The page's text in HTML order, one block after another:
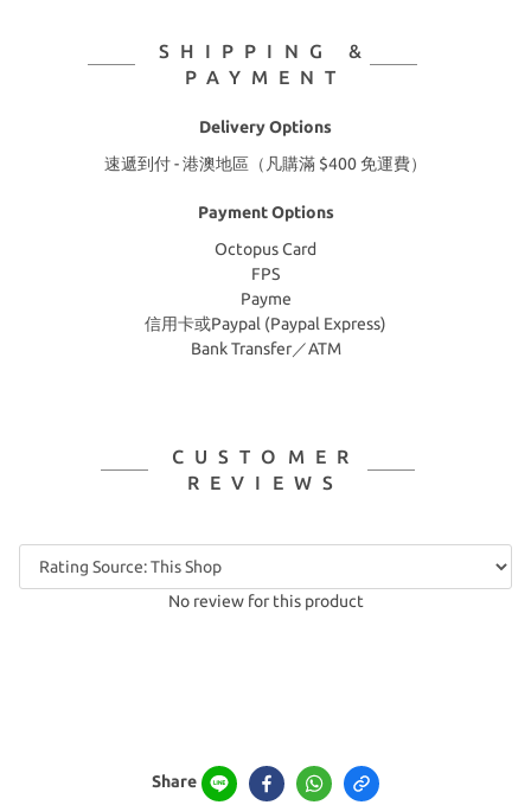
SHIPPING &
PAYMENT
Delivery Options
速遞到付 - 港澳地區（凡購滿 $400 免運費）
Payment Options
Octopus Card
FPS
Payme
信用卡或Paypal (Paypal Express)
Bank Transfer／ATM
CUSTOMER
REVIEWS
No review for this product
Share